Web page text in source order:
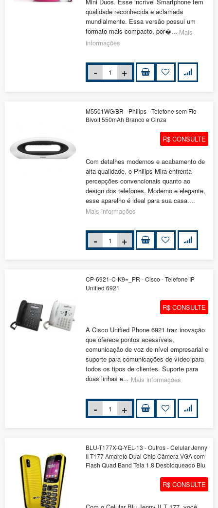
Mini Duos. Esse incrível Smartphone tem
qualidade reconhecida e aclamada
mundialmente. Essa versão possui um
formato mais compacto, por�... Mais
informações
M5501WG/BR - Philips - Telefone sem Fio
Bivolt 550mAh Branco e Cinza
R$ CONSULTE
Com detalhes modernos e acabamento de
alta qualidade, o Philips Mira enfrenta
percepções convencionais quanto ao
design dos telefones. Moderno e elegante,
esse aparelho é ideal para sua casa....
Mais informações
CP-6921-C-K9=_PR - Cisco - Telefone IP
Unified 6921
R$ CONSULTE
A Cisco Unified Phone 6921 traz inovação
que oferece pontos acessíveis,
comunicação de voz de nível empresarial e
suporte para comunicações de vídeo para
todos os tipos de clientes. Suporte para
duas linhas e... Mais informações
BLU-T177X-Q-YEL-13 - Outros - Celular Jenny
II T177 Amarelo Dual Chip Câmera VGA com
Flash Quad Band Tela 1.8 Desbloqueado Blu
R$ CONSULTE